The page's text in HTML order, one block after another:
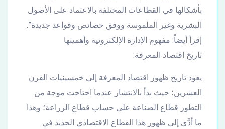
بأشكالها في القطاعات المختلفة بالاعتماد على الأصول
البشرية وغير الملموسة ووفق خصائص وقواعد جديدة”.
إقرأ أيضاً: مفهوم الإدارة الإلكترونية وأهميتها
تاريخ اقتصاد المعرفة:
يعود تاريخ ظهور اقتصاد المعرفة إلى خمسينيات القرن
العشرين؛ حيث بدأ بالانتشار عندما اجتاحت موجة من
التطور قطاع الصناعة على حساب قطاع الزراعة؛ وهذا
ما أدَّى إلى ظهور هذا القطاع الاقتصادي الجديد في